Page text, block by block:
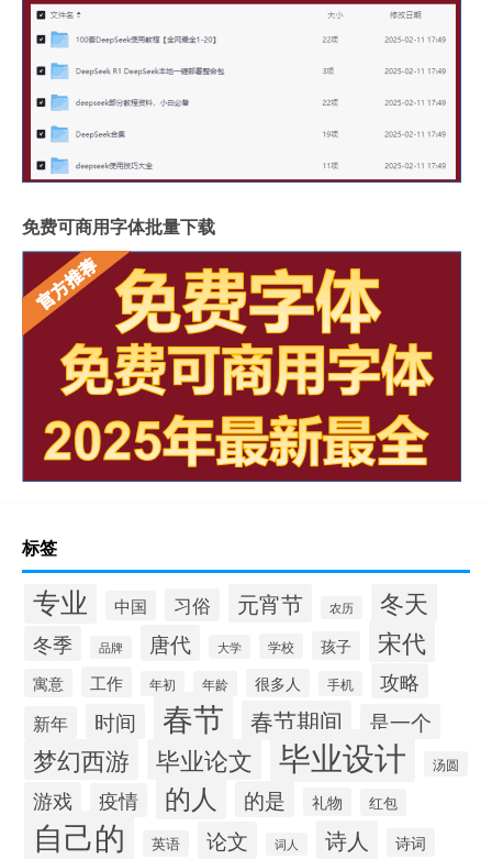
免费可商用字体批量下载
标签
专业 中国 习俗 元宵节 农历 冬天
冬季 品牌 唐代 大学 学校 孩子 宋代
寓意 工作 年初 年龄 很多人 手机 攻略
新年 时间 春节 春节期间 是一个
梦幻西游 毕业论文 毕业设计 汤圆
游戏 疫情 的人 的是 礼物 红包
自己的 英语 论文 词人 诗人 诗词